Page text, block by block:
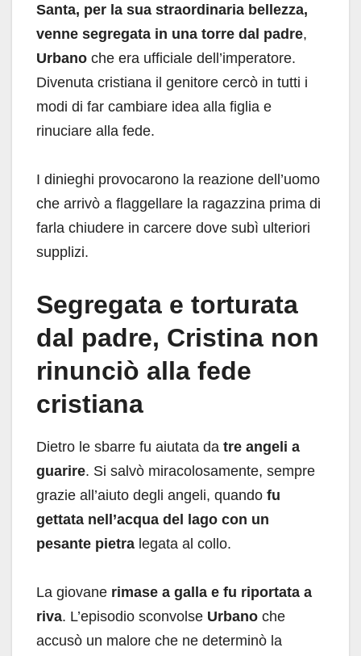
Santa, per la sua straordinaria bellezza,
venne segregata in una torre dal padre,
Urbano che era ufficiale dell’imperatore.
Divenuta cristiana il genitore cercò in tutti i
modi di far cambiare idea alla figlia e
rinuciare alla fede.
I dinieghi provocarono la reazione dell’uomo
che arrivò a flaggellare la ragazzina prima di
farla chiudere in carcere dove subì ulteriori
supplizi.
Segregata e torturata
dal padre, Cristina non
rinunciò alla fede
cristiana
Dietro le sbarre fu aiutata da tre angeli a
guarire. Si salvò miracolosamente, sempre
grazie all’aiuto degli angeli, quando fu
gettata nell’acqua del lago con un
pesante pietra legata al collo.
La giovane rimase a galla e fu riportata a
riva. L’episodio sconvolse Urbano che
accusò un malore che ne determinò la